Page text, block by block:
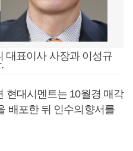
대표이사 사장과 이성규
현대시멘트는 10월경 매각
배포한 뒤 인수의향서를